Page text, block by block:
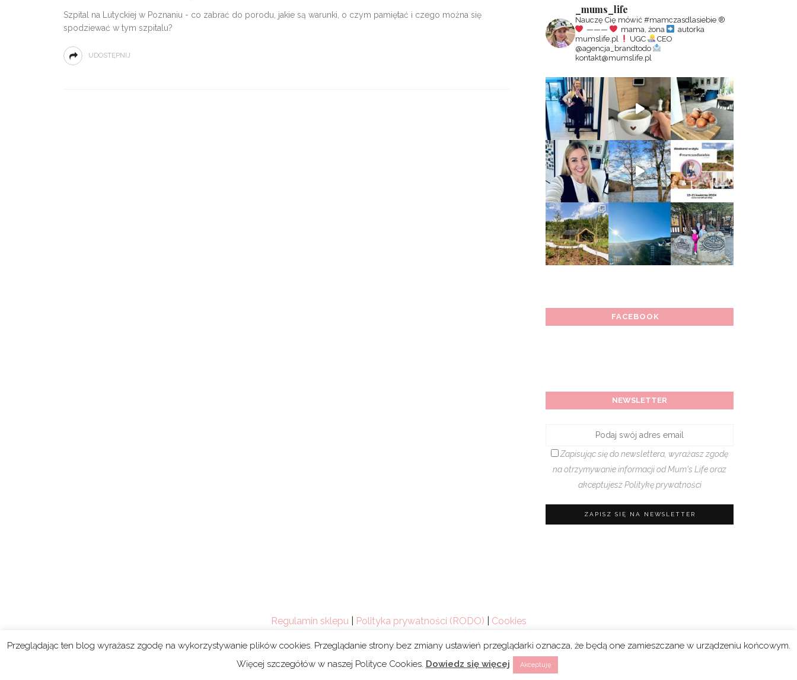
Szpital na Lutyckiej w Poznaniu - co zabrać do porodu, jakie są warunki, o czym pamiętać i czego można się
spodziewać w tym szpitalu?
UDOSTĘPNIJ
_mums_life
Nauczę Cię mówić #mamczasdlasiebie ®️
———
mama, żona
autorka
mumslife.pl
UGC
CEO
@agencja_brandtodo
kontakt@mumslife.pl
FACEBOOK
NEWSLETTER
Zapisując się do newslettera, wyrażasz zgodę
na otrzymywanie informacji od Mum's Life oraz
akceptujeszPolitykę prywatności
Regulamin sklepu Polityka prywatności (RODO) Cookies
webski.design
Przeglądając ten blog wyrażasz zgodę na wykorzystywanie plików cookies. Przeglądanie strony bez zmiany ustawień przeglądarki oznacza, że będą one zamieszczane w urządzeniu końcowym.
Więcej szczegółów w naszej Polityce Cookies. Dowiedz się więcej Akceptuję